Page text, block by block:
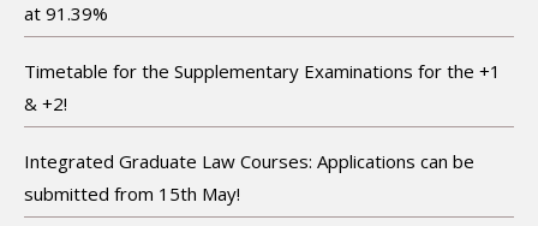
at 91.39%
Timetable for the Supplementary Examinations for the +1
& +2!
Integrated Graduate Law Courses: Applications can be
submitted from 15th May!